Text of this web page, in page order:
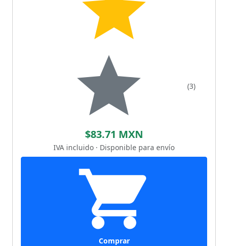
(3)
$83.71 MXN
IVA incluido · Disponible para envío
Comprar